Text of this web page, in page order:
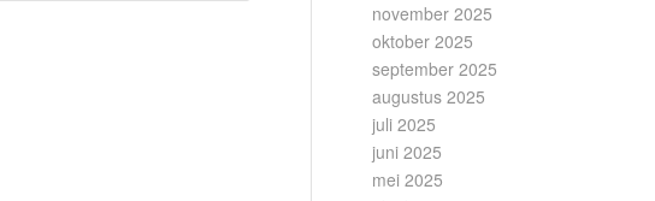
november 2025
oktober 2025
september 2025
augustus 2025
juli 2025
juni 2025
mei 2025